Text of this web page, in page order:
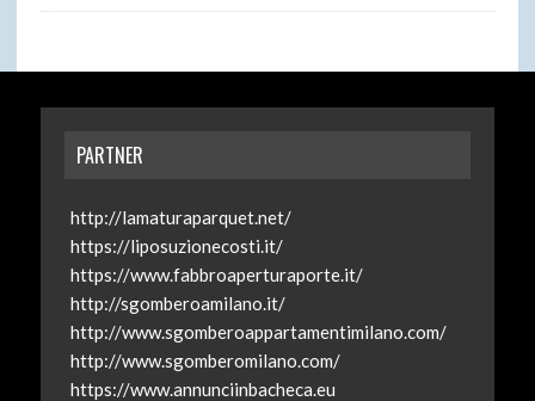
PARTNER
http://lamaturaparquet.net/
https://liposuzionecosti.it/
https://www.fabbroaperturaporte.it/
http://sgomberoamilano.it/
http://www.sgomberoappartamentimilano.com/
http://www.sgomberomilano.com/
https://www.annunciinbacheca.eu